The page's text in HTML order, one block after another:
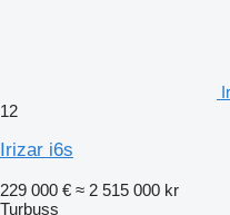
12
Irizar i6s
229 000 € ≈ 2 515 000 kr
Turbuss